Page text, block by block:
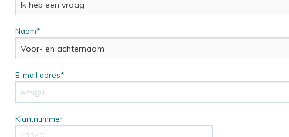
Naam*
E-mail adres*
Klantnummer